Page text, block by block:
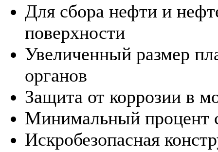
Для сбора нефти и
поверхности
Увеличенный размер
органов
Защита от коррозии в
Минимальный процент
Искробезопасная